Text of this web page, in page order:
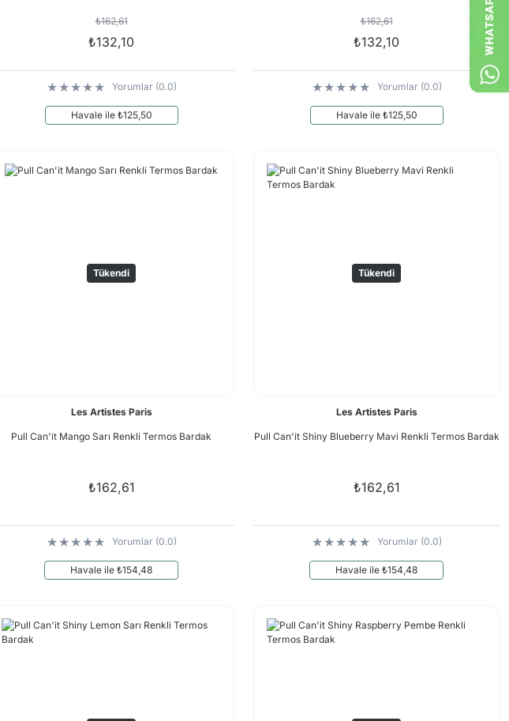
₺162,61
₺132,10
Yorumlar (0.0)
Havale ile ₺125,50
₺162,61
₺132,10
Yorumlar (0.0)
Havale ile ₺125,50
Tükendi
Les Artistes Paris
Pull Can'it Mango Sarı Renkli Termos Bardak
₺162,61
Yorumlar (0.0)
Havale ile ₺154,48
Tükendi
Les Artistes Paris
Pull Can'it Shiny Blueberry Mavi Renkli Termos Bardak
₺162,61
Yorumlar (0.0)
Havale ile ₺154,48